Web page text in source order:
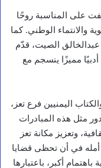
على المناسبة روحًا
والانتماء الوطني. كما
الصيت، قدّم
مميزًا ينسجم مع
اليمنيين فرع تعز،
مثل هذه المبادرات
وتعزيز مكانة تعز
أمله في أن تحظى قضايا
أكبر، باعتبارها